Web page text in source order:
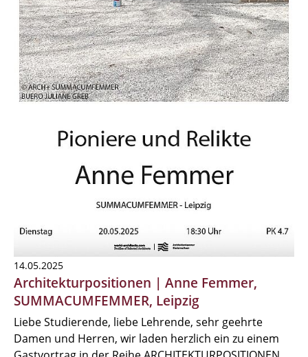
14.05.2025
Architekturpositionen | Anne Femmer,
SUMMACUMFEMMER, Leipzig
Liebe Studierende, liebe Lehrende, sehr geehrte
Damen und Herren, wir laden herzlich ein zu einem